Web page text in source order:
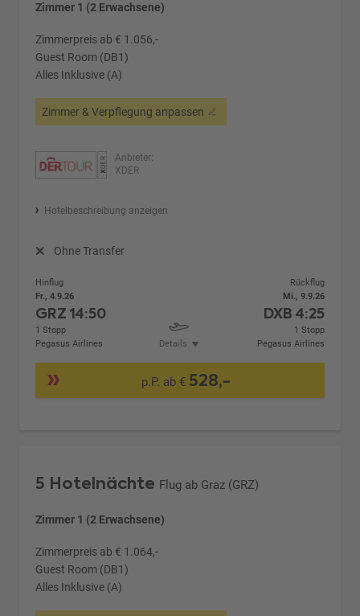
Zimmer 1 (2 Erwachsene)
Zimmerpreis ab € 1.056,-
Guest Room (DB1)
Alles Inklusive (A)
Zimmer & Verpflegung anpassen
Anbieter:
XDER
Hotelbeschreibung anzeigen
Ohne Transfer
Hinflug
Fr., 4.9.26
GRZ14:50
1 Stopp
Pegasus Airlines
Details
Rückflug
Mi., 9.9.26
DXB 4:25
1 Stopp
Pegasus Airlines
p.P. ab € 528,-
5 Hotelnächte Flug ab Graz (GRZ)
Zimmer 1 (2 Erwachsene)
Zimmerpreis ab € 1.064,-
Guest Room (DB1)
Alles Inklusive (A)